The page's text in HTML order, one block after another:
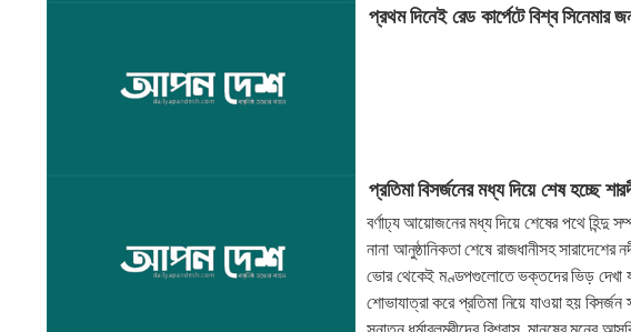
প্রথম দিনেই রেড কার্পেটে বিশ্ব সিনেমার
প্রতিমা বিসর্জনের মধ্য দিয়ে শেষ হচ্ছে
বর্ণাঢ্য আয়োজনের মধ্য দিয়ে শেষের পথে হিন্দু
নানা আনুষ্ঠানিকতা শেষে রাজধানীসহ
ভোর থেকেই মণ্ডপগুলোতে ভক্তদের ভিড় দেখা
শোভাযাত্রা করে প্রতিমা নিয়ে যাওয়া হয়